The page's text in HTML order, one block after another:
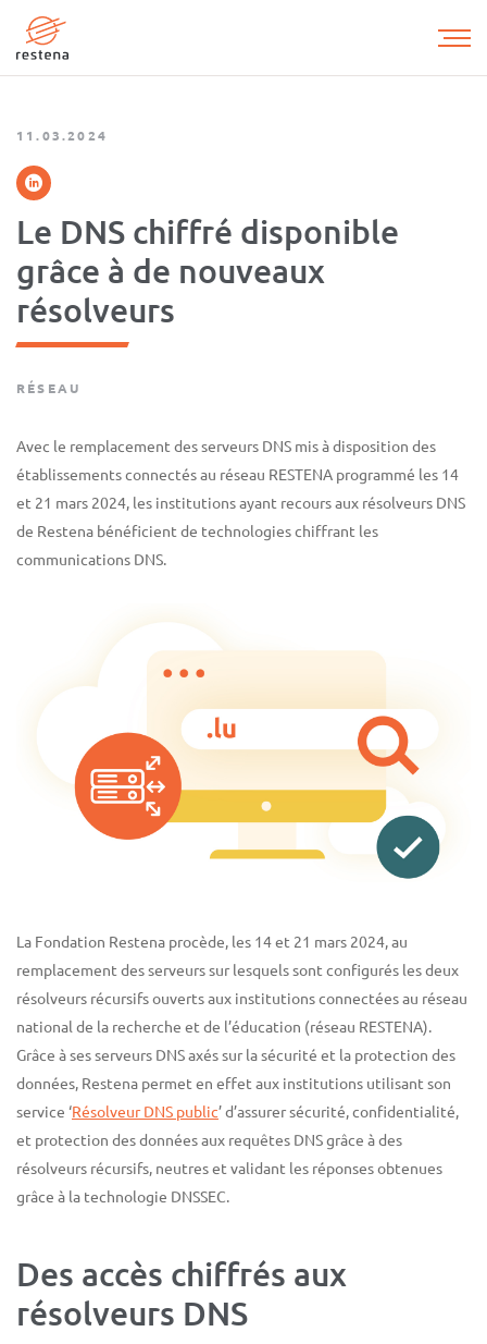
contenu
11.03.2024
Le DNS chiffré disponible
grâce à de nouveaux
résolveurs
RÉSEAU
Avec le remplacement des serveurs DNS mis à disposition des
établissements connectés au réseau RESTENA programmé les 14
et 21 mars 2024, les institutions ayant recours aux résolveurs DNS
de Restena bénéficient de technologies chiffrant les
communications DNS.
La Fondation Restena procède, les 14 et 21 mars 2024, au
remplacement des serveurs sur lesquels sont configurés les deux
résolveurs récursifs ouverts aux institutions connectées au réseau
national de la recherche et de l’éducation (réseau RESTENA).
Grâce à ses serveurs DNS axés sur la sécurité et la protection des
données, Restena permet en effet aux institutions utilisant son
service ‘Résolveur DNS public’ d’assurer sécurité, confidentialité,
et protection des données aux requêtes DNS grâce à des
résolveurs récursifs, neutres et validant les réponses obtenues
grâce à la technologie DNSSEC.
Des accès chiffrés aux
résolveurs DNS